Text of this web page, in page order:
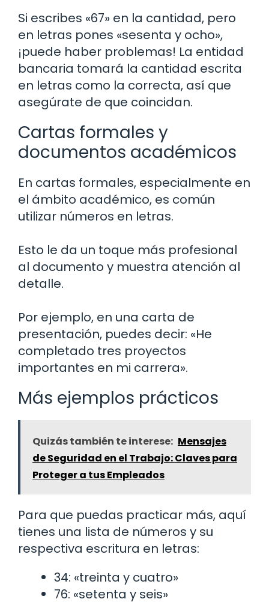
Si escribes «67» en la cantidad, pero
en letras pones «sesenta y ocho»,
¡puede haber problemas! La entidad
bancaria tomará la cantidad escrita
en letras como la correcta, así que
asegúrate de que coincidan.
Cartas formales y
documentos académicos
En cartas formales, especialmente en
el ámbito académico, es común
utilizar números en letras.
Esto le da un toque más profesional
al documento y muestra atención al
detalle.
Por ejemplo, en una carta de
presentación, puedes decir: «He
completado tres proyectos
importantes en mi carrera».
Más ejemplos prácticos
Quizás también te interese: Mensajes
de Seguridad en el Trabajo: Claves para
Proteger a tus Empleados
Para que puedas practicar más, aquí
tienes una lista de números y su
respectiva escritura en letras:
34: «treinta y cuatro»
76: «setenta y seis»